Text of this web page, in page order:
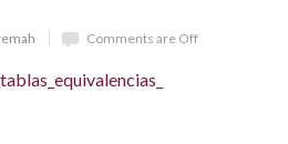
Comments are Off